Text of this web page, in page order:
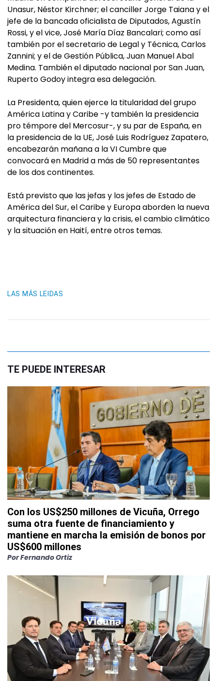
Unasur, Néstor Kirchner; el canciller Jorge Taiana y el
jefe de la bancada oficialista de Diputados, Agustín
Rossi, y el vice, José María Díaz Bancalari; como así
también por el secretario de Legal y Técnica, Carlos
Zannini; y el de Gestión Pública, Juan Manuel Abal
Medina. También el diputado nacional por San Juan,
Ruperto Godoy integra esa delegación.
La Presidenta, quien ejerce la titularidad del grupo
América Latina y Caribe -y también la presidencia
pro témpore del Mercosur-, y su par de España, en
la presidencia de la UE, José Luis Rodríguez Zapatero,
encabezarán mañana a la VI Cumbre que
convocará en Madrid a más de 50 representantes
de los dos continentes.
Está previsto que las jefas y los jefes de Estado de
América del Sur, el Caribe y Europa aborden la nueva
arquitectura financiera y la crisis, el cambio climático
y la situación en Haití, entre otros temas.
LAS MÁS LEIDAS
TE PUEDE INTERESAR
Con los US$250 millones de Vicuña, Orrego
suma otra fuente de financiamiento y
mantiene en marcha la emisión de bonos por
US$600 millones
PorFernando Ortiz